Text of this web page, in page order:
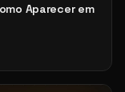
Aparecer em